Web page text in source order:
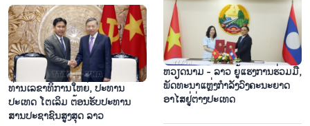
ທ່ານເລຂາທິການໃຫຍ່, ປະທານ
ປະເທດ ໂຕເລິມ ຕ້ອນຮັບປະທານ
ສານປະຊາຊົນສູງສຸດ ລາວ
ຫວຽດນາມ - ລາວ ຍູ້ແຮງການຮ່ວມມື,
ພັດທະນາແຫຼ່ງກຳລັງວົງຄະນະຍາດ
ອາໄສຢູ່ຕ່າງປະເທດ